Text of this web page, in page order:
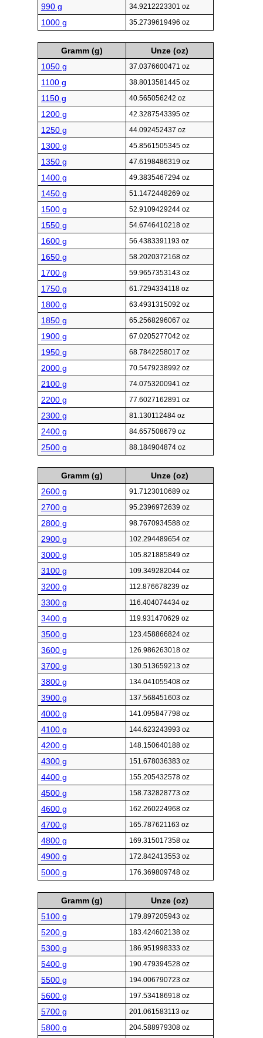
990 g 34.9212223301 oz
1000 g 35.2739619496 oz
Gramm (g)
Unze (oz)
1050 g
37.0376600471 oz
1100 g 38.8013581445 oz
1150 g 40.565056242 oz
1200 g 42.3287543395 oz
1250 g 44.092452437 oz
1300 g 45.8561505345 oz
1350 g 47.6198486319 oz
1400 g 49.3835467294 oz
1450 g 51.1472448269 oz
1500 g 52.9109429244 oz
1550 g 54.6746410218 oz
1600 g 56.4383391193 oz
1650 g 58.2020372168 oz
1700 g 59.9657353143 oz
1750 g 61.7294334118 oz
1800 g 63.4931315092 oz
1850 g 65.2568296067 oz
1900 g 67.0205277042 oz
1950 g 68.7842258017 oz
2000 g 70.5479238992 oz
2100 g 74.0753200941 oz
2200 g 77.6027162891 oz
2300 g 81.130112484 oz
2400 g 84.657508679 oz
2500 g 88.184904874 oz
Gramm (g)
Unze (oz)
2600 g
91.7123010689 oz
2700 g 95.2396972639 oz
2800 g 98.7670934588 oz
2900 g 102.294489654 oz
3000 g 105.821885849 oz
3100 g 109.349282044 oz
3200 g 112.876678239 oz
3300 g 116.404074434 oz
3400 g 119.931470629 oz
3500 g 123.458866824 oz
3600 g 126.986263018 oz
3700 g 130.513659213 oz
3800 g 134.041055408 oz
3900 g 137.568451603 oz
4000 g 141.095847798 oz
4100 g 144.623243993 oz
4200 g 148.150640188 oz
4300 g 151.678036383 oz
4400 g 155.205432578 oz
4500 g 158.732828773 oz
4600 g 162.260224968 oz
4700 g 165.787621163 oz
4800 g 169.315017358 oz
4900 g 172.842413553 oz
5000 g 176.369809748 oz
Gramm (g)
Unze (oz)
5100 g
179.897205943 oz
5200 g 183.424602138 oz
5300 g 186.951998333 oz
5400 g 190.479394528 oz
5500 g 194.006790723 oz
5600 g 197.534186918 oz
5700 g 201.061583113 oz
5800 g 204.588979308 oz